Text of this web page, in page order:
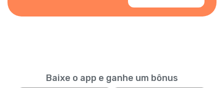
Baixe o app e ganhe um bônus